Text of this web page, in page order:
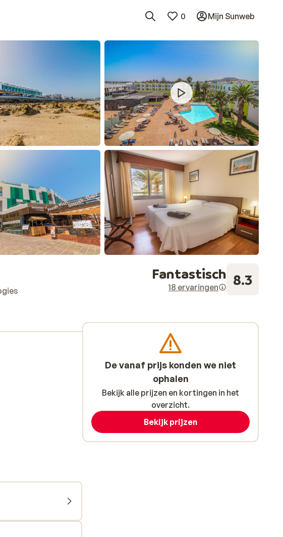
0 Mijn Sunweb
Fantastisch
18 ervaringen 8.3
De vanaf prijs konden we niet
ophalen
Bekijk alle prijzen en kortingen in het
overzicht.
Bekijk prijzen